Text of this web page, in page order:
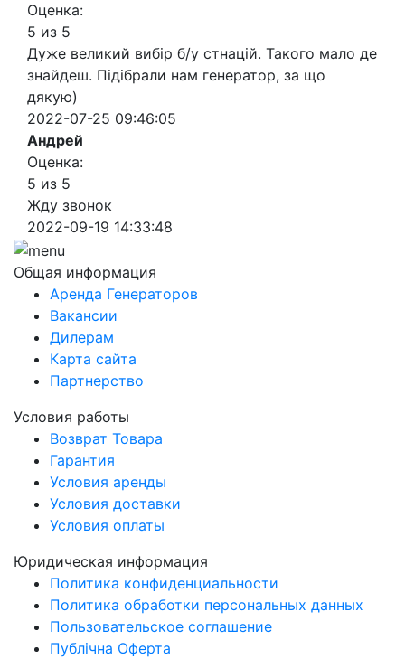
Оценка:
5 из 5
Дуже великий вибір б/у стнацій. Такого мало де
знайдеш. Підібрали нам генератор, за що
дякую)
2022-07-25 09:46:05
Андрей
Оценка:
5 из 5
Жду звонок
2022-09-19 14:33:48
Общая информация
Аренда Генераторов
Вакансии
Дилерам
Карта сайта
Партнерство
Условия работы
Возврат Товара
Гарантия
Условия аренды
Условия доставки
Условия оплаты
Юридическая информация
Политика конфиденциальности
Политика обработки персональных данных
Пользовательское соглашение
Публічна Оферта